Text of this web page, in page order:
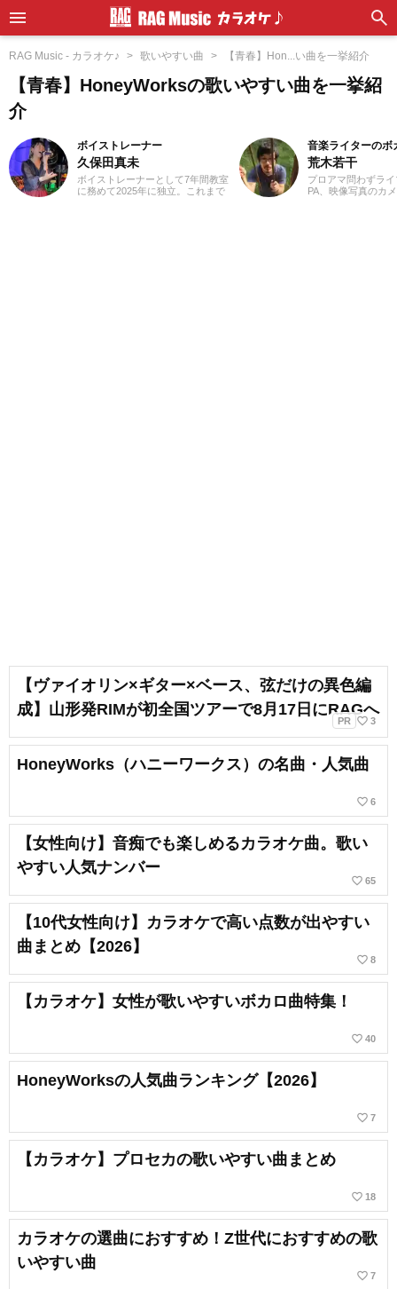
RAG Music - カラオケ♪ 歌いやすい曲 【青春】Hon...い曲を一挙紹介
【青春】HoneyWorksの歌いやすい曲を一挙紹
介
ボイストレーナー
久保田真未
ボイストレーナーとして7年間教室
に務めて2025年に独立。これまで
音楽ライターのボ
荒木若干
プロアマ問わずラ
PA、映像写真のカ
【ヴァイオリン×ギター×ベース、弦だけの異色編
成】山形発RIMが初全国ツアーで8月17日にRAGへ
PR favorite_border 3
HoneyWorks（ハニーワークス）の名曲・人気曲
favorite_border 6
【女性向け】音痴でも楽しめるカラオケ曲。歌い
やすい人気ナンバー
favorite_border 65
【10代女性向け】カラオケで高い点数が出やすい
曲まとめ【2026】
favorite_border 8
【カラオケ】女性が歌いやすいボカロ曲特集！
favorite_border 40
HoneyWorksの人気曲ランキング【2026】
favorite_border 7
【カラオケ】プロセカの歌いやすい曲まとめ
favorite_border 18
カラオケの選曲におすすめ！Z世代におすすめの歌
いやすい曲
favorite_border 7